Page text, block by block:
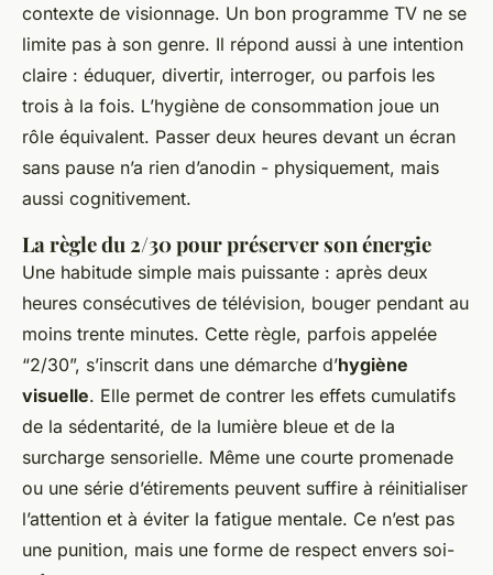
contexte de visionnage. Un bon programme TV ne se
limite pas à son genre. Il répond aussi à une intention
claire : éduquer, divertir, interroger, ou parfois les
trois à la fois. L’hygiène de consommation joue un
rôle équivalent. Passer deux heures devant un écran
sans pause n’a rien d’anodin - physiquement, mais
aussi cognitivement.
La règle du 2/30 pour préserver son énergie
Une habitude simple mais puissante : après deux
heures consécutives de télévision, bouger pendant au
moins trente minutes. Cette règle, parfois appelée
“2/30”, s’inscrit dans une démarche d’hygiène
visuelle. Elle permet de contrer les effets cumulatifs
de la sédentarité, de la lumière bleue et de la
surcharge sensorielle. Même une courte promenade
ou une série d’étirements peuvent suffire à réinitialiser
l’attention et à éviter la fatigue mentale. Ce n’est pas
une punition, mais une forme de respect envers soi-